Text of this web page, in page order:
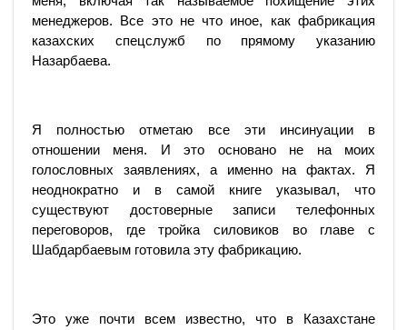
менеджеров. Все это не что иное, как фабрикация
казахских спецслужб по прямому указанию
Назарбаева.
Я полностью отметаю все эти инсинуации в
отношении меня. И это основано не на моих
голословных заявлениях, а именно на фактах. Я
неоднократно и в самой книге указывал, что
существуют достоверные записи телефонных
переговоров, где тройка силовиков во главе с
Шабдарбаевым готовила эту фабрикацию.
Это уже почти всем известно, что в Казахстане